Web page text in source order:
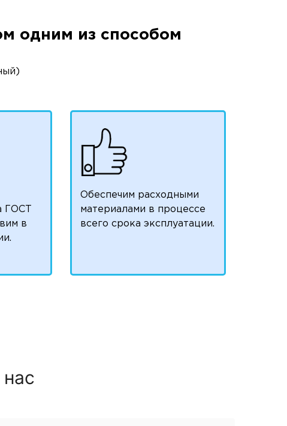
одним из способом
ГОСТ
в
Обеспечим расходными
материалами в процессе
всего срока эксплуатации.